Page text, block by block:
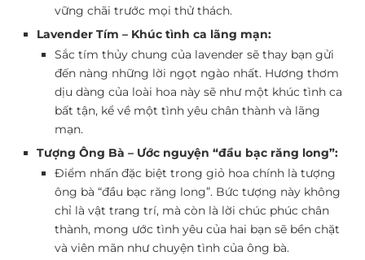
vững chãi trước mọi thử thách.
Lavender Tím – Khúc tình ca lãng mạn:
Sắc tím thủy chung của lavender sẽ thay bạn gửi
đến nàng những lời ngọt ngào nhất. Hương thơm
dịu dàng của loài hoa này sẽ như một khúc tình ca
bất tận, kể về một tình yêu chân thành và lãng
mạn.
Tượng Ông Bà – Ước nguyện “đầu bạc răng long”:
Điểm nhấn đặc biệt trong giỏ hoa chính là tượng
ông bà “đầu bạc răng long”. Bức tượng này không
chỉ là vật trang trí, mà còn là lời chúc phúc chân
thành, mong ước tình yêu của hai bạn sẽ bền chặt
và viên mãn như chuyện tình của ông bà.